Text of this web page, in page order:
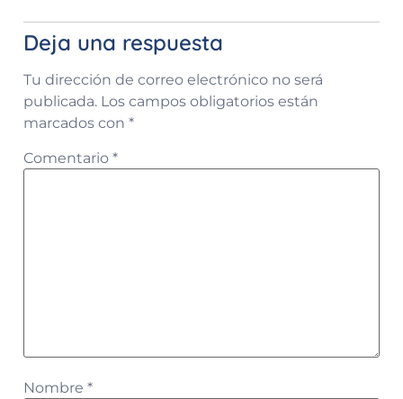
Deja una respuesta
Tu dirección de correo electrónico no será
publicada. Los campos obligatorios están
marcados con *
Comentario *
Nombre *